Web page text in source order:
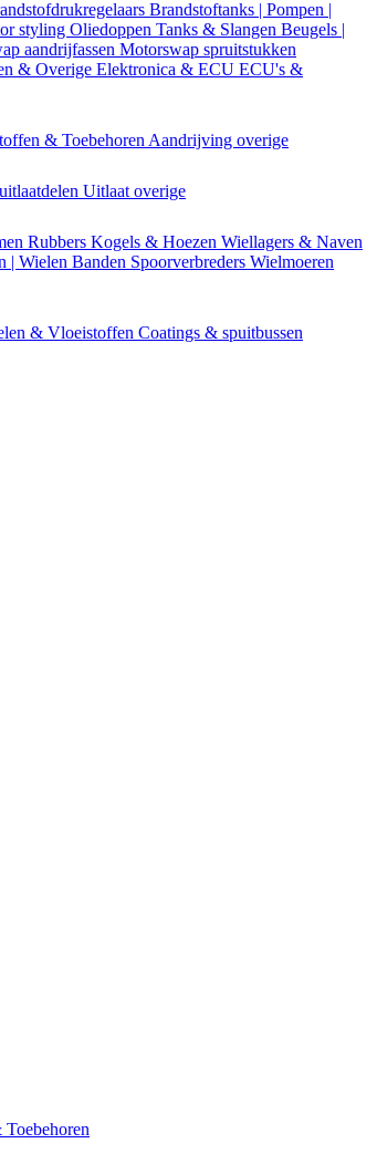
Brandstoftanks | Pompen |
styling Oliedoppen Tanks & Slangen Beugels |
aandrijfassen Motorswap spruitstukken
& Overige Elektronica & ECU ECU's &
& Toebehoren Aandrijving overige
Uitlaat overige
Rubbers Kogels & Hoezen Wiellagers & Naven
| Wielen Banden Spoorverbreders Wielmoeren
& Vloeistoffen Coatings & spuitbussen